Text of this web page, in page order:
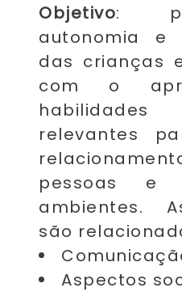
Objetivo:
autonomia e
das crianças
com o
relevantes
pessoas e
ambientes.
são
Aspectos